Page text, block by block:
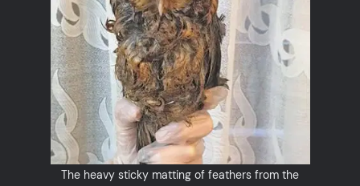
The heavy sticky matting of feathers from the